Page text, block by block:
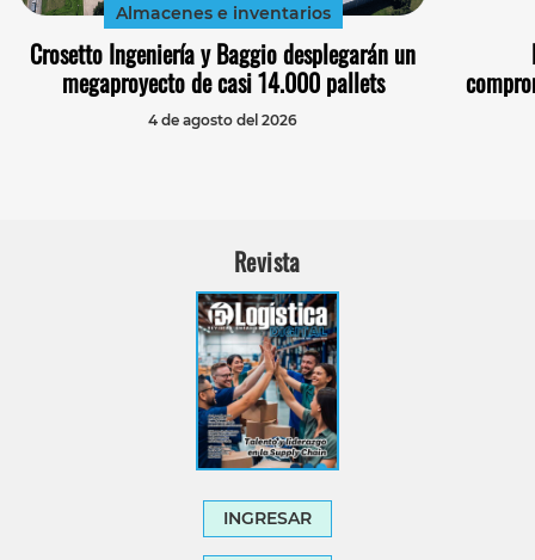
Almacenes e inventarios
Crosetto Ingeniería y Baggio desplegarán un
megaproyecto de casi 14.000 pallets
4 de agosto del 2026
Revista
INGRESAR